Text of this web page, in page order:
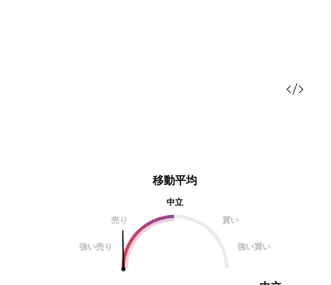
移動平均
中立
売り
買い
強い売り 強い買い